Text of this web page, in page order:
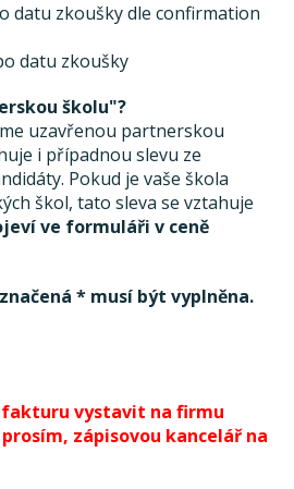
datu zkoušky dle confirmation
datu zkoušky
školu"?
uzavřenou partnerskou
i případnou slevu ze
Pokud je vaše škola
škol, tato sleva se vztahuje
ve formuláři v ceně
* musí být vyplněna.
vystavit na firmu
zápisovou kancelář na